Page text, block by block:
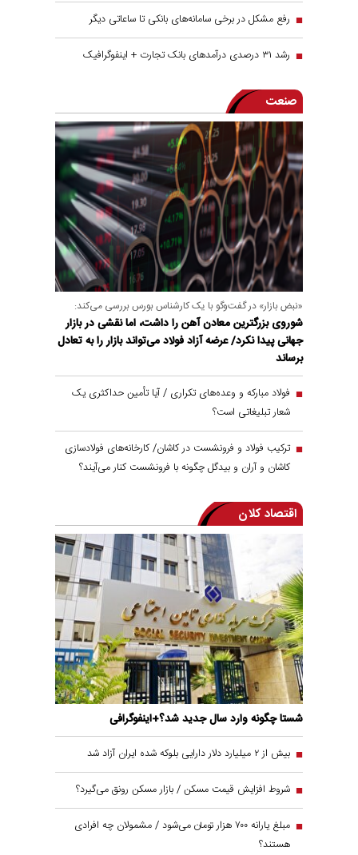
رفع مشکل در برخی سامانه‌های بانکی تا ساعاتی دیگر
رشد ۳۱ درصدی درآمد‌های بانک تجارت + اینفوگرافیک
صنعت
«نبض بازار» در گفت‌و‌گو با یک کارشناس بورس بررسی می‌کند:
شوروی بزرگترین معادن آهن را داشت، اما نقشی در بازار
جهانی پیدا نکرد/ عرضه آزاد فولاد می‌تواند بازار را به تعادل
برساند
فولاد مبارکه و وعده‌های تکراری / آیا تأمین حداکثری یک
شعار تبلیغاتی است؟
ترکیب فولاد و فرونشست در کاشان/ کارخانه‌های فولادسازی
کاشان و آران و بیدگل چگونه با فرونشست کنار می‌آیند؟
اقتصاد کلان
شستا چگونه وارد سال جدید شد؟+اینفوگرافی
بیش از ۲ میلیارد دلار دارایی بلوکه شده ایران آزاد شد
شروط افزایش قیمت مسکن / بازار مسکن رونق می‌گیرد؟
مبلغ یارانه ۷۰۰ هزار تومان می‌شود / مشمولان چه افرادی
هستند؟